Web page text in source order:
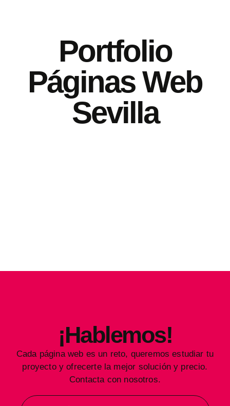
Portfolio
Páginas Web
Sevilla
¡Hablemos!
Cada página web es un reto, queremos estudiar tu
proyecto y ofrecerte la mejor solución y precio.
Contacta con nosotros.